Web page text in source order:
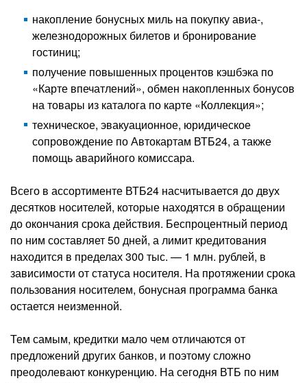
накопление бонусных миль на покупку авиа-,
железнодорожных билетов и бронирование
гостиниц;
получение повышенных процентов кэшбэка по
«Карте впечатлений», обмен накопленных бонусов
на товары из каталога по карте «Коллекция»;
техническое, эвакуационное, юридическое
сопровождение по Автокартам ВТБ24, а также
помощь аварийного комиссара.
Всего в ассортименте ВТБ24 насчитывается до двух
десятков носителей, которые находятся в обращении
до окончания срока действия. Беспроцентный период
по ним составляет 50 дней, а лимит кредитования
находится в пределах 300 тыс. — 1 млн. рублей, в
зависимости от статуса носителя. На протяжении срока
пользования носителем, бонусная программа банка
остается неизменной.
Тем самым, кредитки мало чем отличаются от
предложений других банков, и поэтому сложно
преодолевают конкуренцию. На сегодня ВТБ по ним